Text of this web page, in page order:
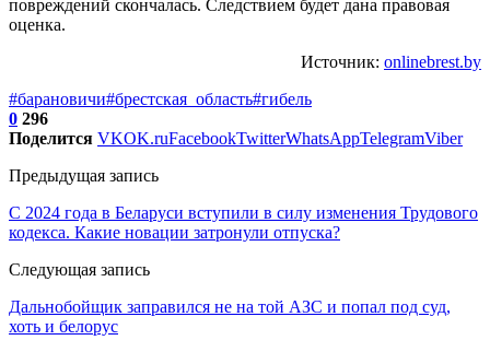
повреждений скончалась. Следствием будет дана правовая
оценка.
Источник: onlinebrest.by
#барановичи#брестская_область#гибель
0 296
Поделится VKOK.ruFacebookTwitterWhatsAppTelegramViber
Предыдущая запись
С 2024 года в Беларуси вступили в силу изменения Трудового
кодекса. Какие новации затронули отпуска?
Следующая запись
Дальнобойщик заправился не на той АЗС и попал под суд,
хоть и белорус